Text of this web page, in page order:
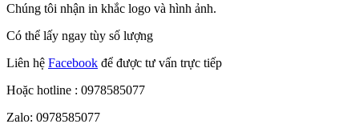
Chúng tôi nhận in khắc logo và hình ảnh.
Có thể lấy ngay tùy số lượng
Liên hệ Facebook để được tư vấn trực tiếp
Hoặc hotline : 0978585077
Zalo: 0978585077